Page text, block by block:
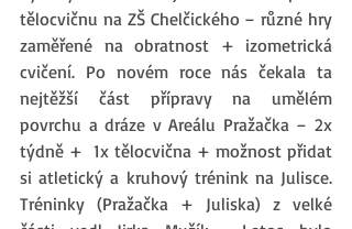
tělocvičnu na ZŠ Chelčického – různé hry
zaměřené na obratnost + izometrická
cvičení. Po novém roce nás čekala ta
nejtěžší část přípravy na umělém
povrchu a dráze v Areálu Pražačka – 2x
týdně +  1x tělocvična + možnost přidat
si atletický a kruhový trénink na Julisce.
Tréninky (Pražačka + Juliska) z velké